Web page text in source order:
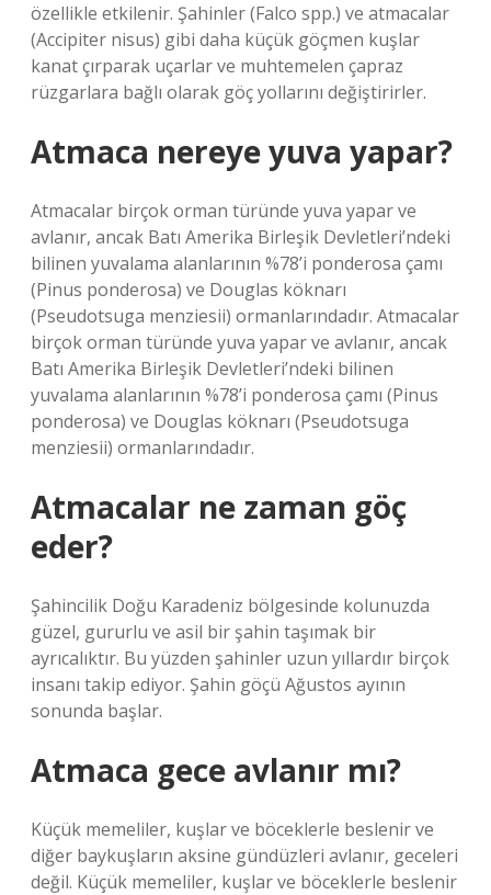
özellikle etkilenir. Şahinler (Falco spp.) ve atmacalar
(Accipiter nisus) gibi daha küçük göçmen kuşlar
kanat çırparak uçarlar ve muhtemelen çapraz
rüzgarlara bağlı olarak göç yollarını değiştirirler.
Atmaca nereye yuva yapar?
Atmacalar birçok orman türünde yuva yapar ve
avlanır, ancak Batı Amerika Birleşik Devletleri’ndeki
bilinen yuvalama alanlarının %78’i ponderosa çamı
(Pinus ponderosa) ve Douglas köknarı
(Pseudotsuga menziesii) ormanlarındadır. Atmacalar
birçok orman türünde yuva yapar ve avlanır, ancak
Batı Amerika Birleşik Devletleri’ndeki bilinen
yuvalama alanlarının %78’i ponderosa çamı (Pinus
ponderosa) ve Douglas köknarı (Pseudotsuga
menziesii) ormanlarındadır.
Atmacalar ne zaman göç
eder?
Şahincilik Doğu Karadeniz bölgesinde kolunuzda
güzel, gururlu ve asil bir şahin taşımak bir
ayrıcalıktır. Bu yüzden şahinler uzun yıllardır birçok
insanı takip ediyor. Şahin göçü Ağustos ayının
sonunda başlar.
Atmaca gece avlanır mı?
Küçük memeliler, kuşlar ve böceklerle beslenir ve
diğer baykuşların aksine gündüzleri avlanır, geceleri
değil. Küçük memeliler, kuşlar ve böceklerle beslenir